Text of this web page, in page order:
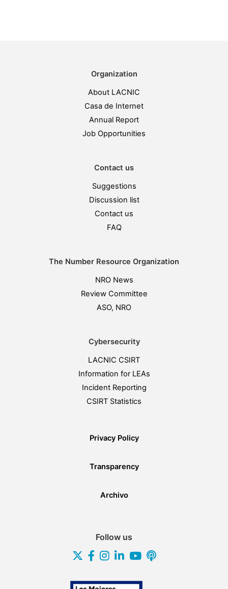
Organization
About LACNIC
Casa de Internet
Annual Report
Job Opportunities
Contact us
Suggestions
Discussion list
Contact us
FAQ
The Number Resource Organization
NRO News
Review Committee
ASO, NRO
Cybersecurity
LACNIC CSIRT
Information for LEAs
Incident Reporting
CSIRT Statistics
Privacy Policy
Transparency
Archivo
Follow us